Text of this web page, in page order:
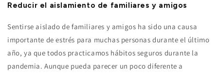
Reducir el aislamiento de familiares y amigos
Sentirse aislado de familiares y amigos ha sido una causa
importante de estrés para muchas personas durante el último
año, ya que todos practicamos hábitos seguros durante la
pandemia. Aunque pueda parecer un poco diferente a